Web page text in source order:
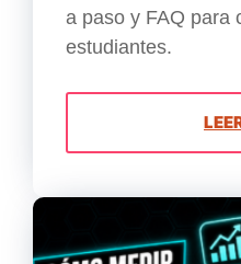
a paso y FAQ para
estudiantes.